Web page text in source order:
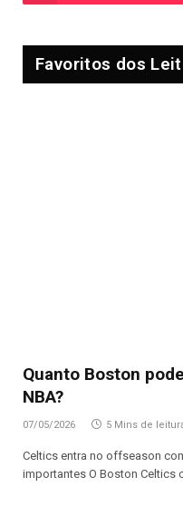
Favoritos dos
Quanto Boston
NBA?
07/05/2026 5 Mins de
Celtics entra no offseason
importantes O Boston Celtics